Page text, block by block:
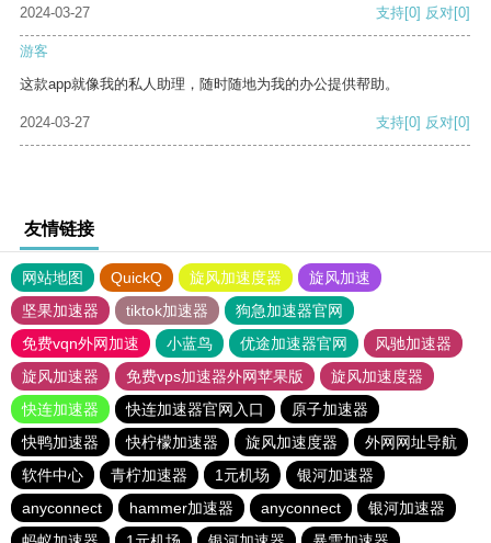
2024-03-27 支持[0] 反对[0]
游客
这款app就像我的私人助理，随时随地为我的办公提供帮助。
2024-03-27 支持[0] 反对[0]
友情链接
网站地图 QuickQ 旋风加速度器
旋风加速
坚果加速器
tiktok加速器
狗急加速器官网
免费vqn外网加速
小蓝鸟 优途加速器官网
风驰加速器
旋风加速器
免费vps加速器外网苹果版
旋风加速度器
快连加速器
快连加速器官网入口
原子加速器
快鸭加速器
快柠檬加速器 旋风加速度器
外网网址导航
软件中心
青柠加速器 1元机场
银河加速器
anyconnect
hammer加速器 anyconnect
银河加速器